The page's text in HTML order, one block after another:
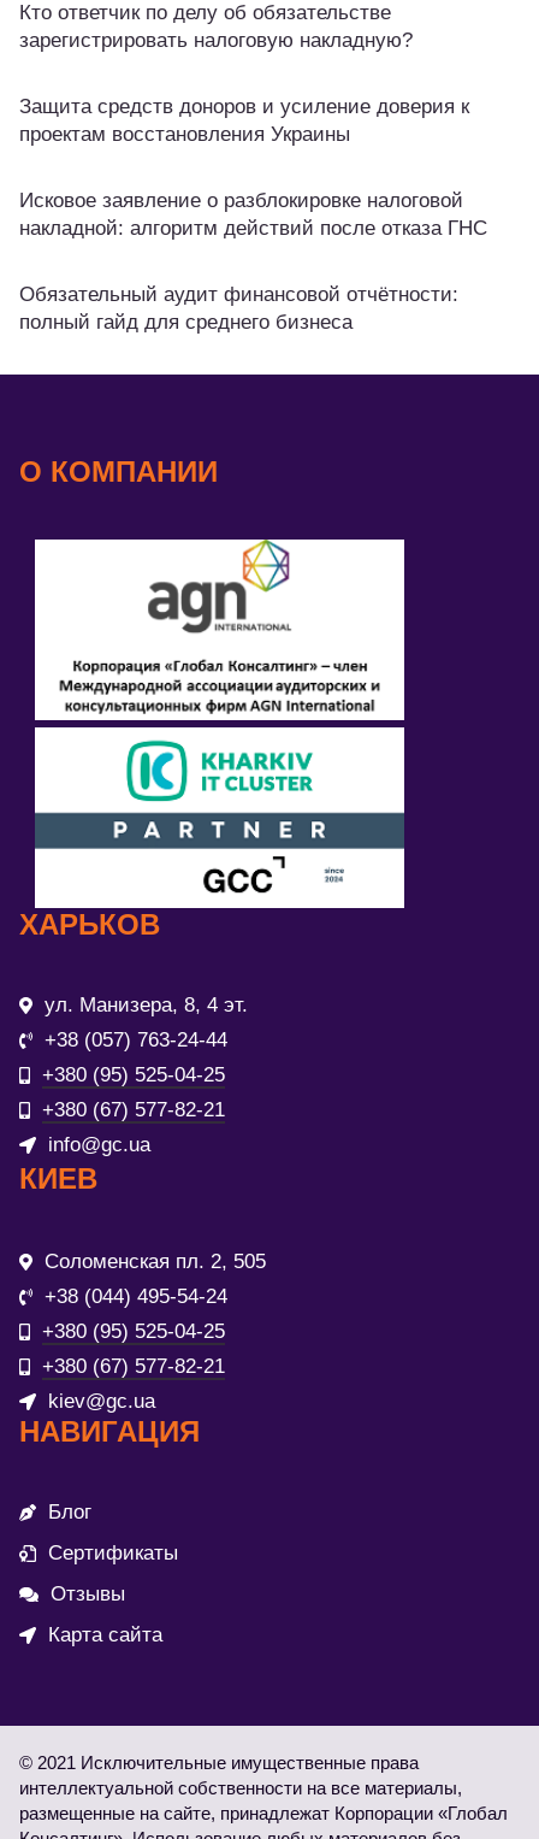
Кто ответчик по делу об обязательстве
зарегистрировать налоговую накладную?
Защита средств доноров и усиление доверия к
проектам восстановления Украины
Исковое заявление о разблокировке налоговой
накладной: алгоритм действий после отказа ГНС
Обязательный аудит финансовой отчётности:
полный гайд для среднего бизнеса
О КОМПАНИИ
ХАРЬКОВ
ул. Манизера, 8, 4 эт.
+38 (057) 763-24-44
+380 (95) 525-04-25
+380 (67) 577-82-21
info@gc.ua
КИЕВ
Соломенская пл. 2, 505
+38 (044) 495-54-24
+380 (95) 525-04-25
+380 (67) 577-82-21
kiev@gc.ua
НАВИГАЦИЯ
Блог
Сертификаты
Отзывы
Карта сайта
© 2021 Исключительные имущественные права
интеллектуальной собственности на все материалы,
размещенные на сайте, принадлежат Корпорации «Глобал